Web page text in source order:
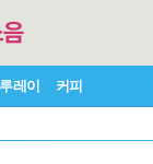
레이 커피